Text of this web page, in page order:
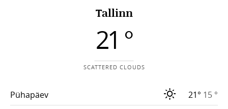
Tallinn
21 °
SCATTERED CLOUDS
Pühapäev 21° 15 °